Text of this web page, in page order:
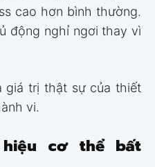
cao hơn bình thường.
động nghỉ ngơi thay vì
giá trị thật sự của thiết
vi.
cơ thể bất